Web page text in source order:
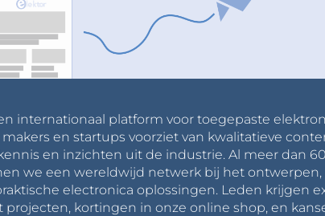
internationaal platform voor toegepaste
en startups voorziet van kwalitatieve
en inzichten uit de industrie. Al meer dan
we een wereldwijd netwerk bij het
electronica oplossingen. Leden krijgen
projecten, kortingen in onze online shop, en